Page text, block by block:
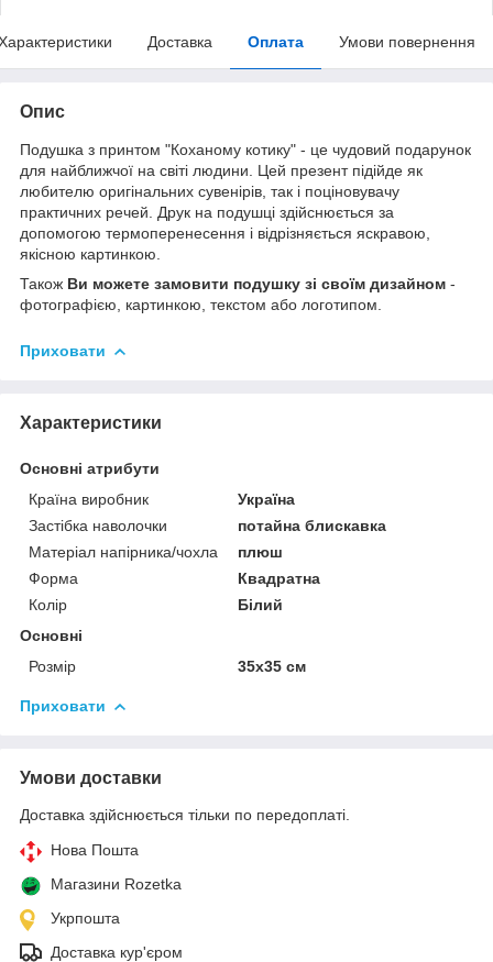
Доставка Оплата Умови повернення
Опис
Подушка з принтом "Коханому котику" - це чудовий подарунок
для найближчої на світі людини. Цей презент підійде як
любителю оригінальних сувенірів, так і поціновувачу
практичних речей. Друк на подушці здійснюється за
допомогою термоперенесення і відрізняється яскравою,
якісною картинкою.
Також Ви можете замовити подушку зі своїм дизайном -
фотографією, картинкою, текстом або логотипом.
Приховати
Характеристики
Основні атрибути
Країна виробник
Україна
Застібка наволочки
потайна блискавка
Матеріал напірника/чохла
плюш
Форма
Квадратна
Колір
Білий
Основні
Розмір
35x35 см
Приховати
Умови доставки
Доставка здійснюється тільки по передоплаті.
Нова Пошта
Магазини Rozetka
Укрпошта
Доставка кур'єром